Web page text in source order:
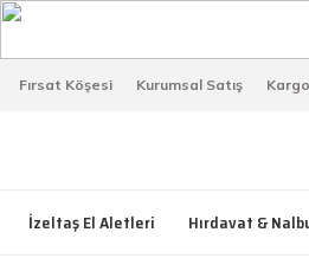
Fırsat Köşesi Kurumsal Satış
İzeltaş El Aletleri Hırdavat &